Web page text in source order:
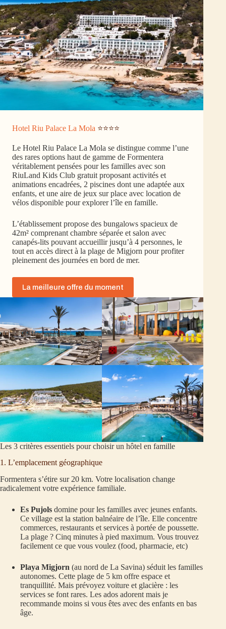
Hotel Riu Palace La Mola ⭐⭐⭐⭐
Le Hotel Riu Palace La Mola se distingue comme l’une
des rares options haut de gamme de Formentera
véritablement pensées pour les familles avec son
RiuLand Kids Club gratuit proposant activités et
animations encadrées, 2 piscines dont une adaptée aux
enfants, et une aire de jeux sur place avec location de
vélos disponible pour explorer l’île en famille.
L’établissement propose des bungalows spacieux de
42m² comprenant chambre séparée et salon avec
canapés-lits pouvant accueillir jusqu’à 4 personnes, le
tout en accès direct à la plage de Migjorn pour profiter
pleinement des journées en bord de mer.
La meilleure offre du moment
Les 3 critères essentiels pour choisir un hôtel en famille
1. L’emplacement géographique
Formentera s’étire sur 20 km. Votre localisation change
radicalement votre expérience familiale.
Es Pujols domine pour les familles avec jeunes enfants.
Ce village est la station balnéaire de l’île. Elle concentre
commerces, restaurants et services à portée de poussette.
La plage ? Cinq minutes à pied maximum. Vous trouvez
facilement ce que vous voulez (food, pharmacie, etc)
Playa Migjorn (au nord de La Savina) séduit les familles
autonomes. Cette plage de 5 km offre espace et
tranquillité. Mais prévoyez voiture et glacière : les
services se font rares. Les ados adorent mais je
recommande moins si vous êtes avec des enfants en bas
âge.